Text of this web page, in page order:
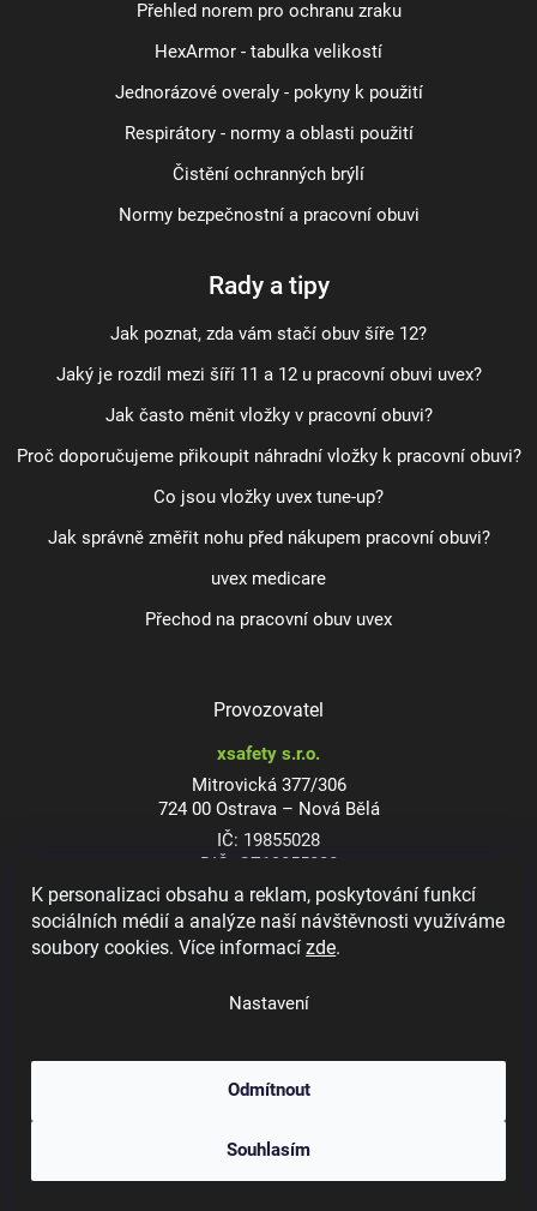
K personalizaci obsahu a reklam, poskytování funkcí
sociálních médií a analýze naší návštěvnosti využíváme
soubory cookies. Více informacízde.
Nastavení
Odmítnout
Souhlasím
Přehled norem pro ochranu zraku
HexArmor - tabulka velikostí
Jednorázové overaly - pokyny k použití
Respirátory - normy a oblasti použití
Čistění ochranných brýlí
Normy bezpečnostní a pracovní obuvi
Rady a tipy
Jak poznat, zda vám stačí obuv šíře 12?
Jaký je rozdíl mezi šíří 11 a 12 u pracovní obuvi uvex?
Jak často měnit vložky v pracovní obuvi?
Proč doporučujeme přikoupit náhradní vložky k pracovní obuvi?
Co jsou vložky uvex tune-up?
Jak správně změřit nohu před nákupem pracovní obuvi?
uvex medicare
Přechod na pracovní obuv uvex
Provozovatel
xsafety s.r.o.
Mitrovická 377/306
724 00 Ostrava – Nová Bělá
IČ: 19855028
DIČ: CZ19855028
Dioptrické ochranné brýle
Vytvořil Shoptet&Jakub Grác
. Všechna práva vyhrazena.